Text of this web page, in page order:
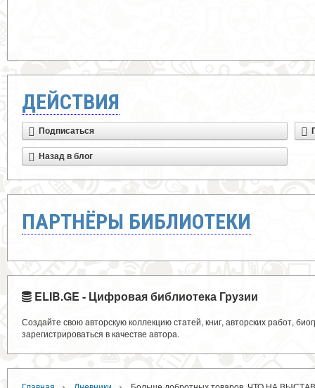
ДЕЙСТВИЯ
Подписаться
Назад в блог
ПАРТНЁРЫ БИБЛИОТЕКИ
ELIB.GE - Цифровая библиотека Грузии
Создайте свою авторскую коллекцию статей, книг, авторских работ,
зарегистрироваться в качестве автора.